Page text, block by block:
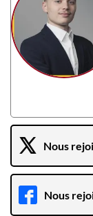
Nous
Nous